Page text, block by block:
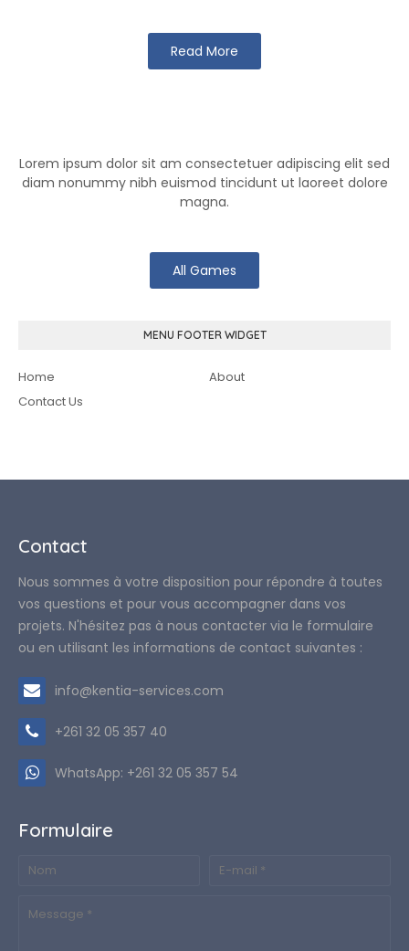
Read More
Lorem ipsum dolor sit am consectetuer adipiscing elit sed
diam nonummy nibh euismod tincidunt ut laoreet dolore
magna.
All Games
MENU FOOTER WIDGET
Home
About
Contact Us
Contact
Nous sommes à votre disposition pour répondre à toutes
vos questions et pour vous accompagner dans vos
projets. N'hésitez pas à nous contacter via le formulaire
ou en utilisant les informations de contact suivantes :
info@kentia-services.com
+261 32 05 357 40
WhatsApp: +261 32 05 357 54
Formulaire